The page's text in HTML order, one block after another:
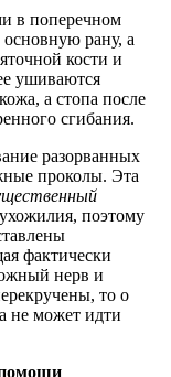
в поперечном
рану, а
кости и
ушиваются
а стопа после
сгибания.
разорванных
проколы. Эта
поэтому
фактически
нерв и
то о
не может идти